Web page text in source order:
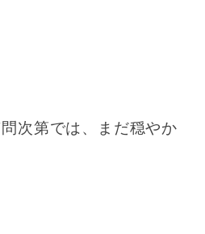
次第では、まだ穏やか